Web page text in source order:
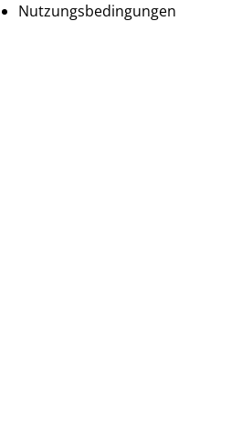
Nutzungsbedingungen